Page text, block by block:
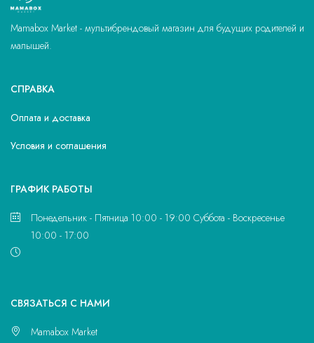
Mamabox Market - мультибрендовый магазин для будущих родителей и
малышей.
СПРАВКА
Оплата и доставка
Условия и соглашения
ГРАФИК РАБОТЫ
Понедельник - Пятница 10:00 - 19:00 Суббота - Воскресенье
10:00 - 17:00
CВЯЗАТЬСЯ С НАМИ
Mamabox Market